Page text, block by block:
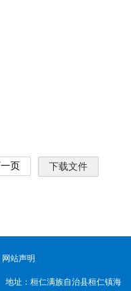
页 下载文件
网站声明
址：桓仁满族自治县桓仁镇海